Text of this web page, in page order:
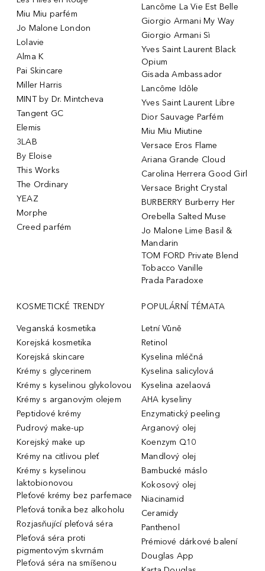
Miu Miu parfém
Jo Malone London
Lolavie
Alma K
Pai Skincare
Miller Harris
MINT by Dr. Mintcheva
Tangent GC
Elemis
3LAB
By Eloise
This Works
The Ordinary
YEAZ
Morphe
Creed parfém
Lancôme La Vie Est Belle
Giorgio Armani My Way
Giorgio Armani Sì
Yves Saint Laurent Black
Opium
Gisada Ambassador
Lancôme Idôle
Yves Saint Laurent Libre
Dior Sauvage Parfém
Miu Miu Miutine
Versace Eros Flame
Ariana Grande Cloud
Carolina Herrera Good Girl
Versace Bright Crystal
BURBERRY Burberry Her
Orebella Salted Muse
Jo Malone Lime Basil &
Mandarin
TOM FORD Private Blend
Tobacco Vanille
Prada Paradoxe
KOSMETICKÉ TRENDY
Veganská kosmetika
Korejská kosmetika
Korejská skincare
Krémy s glycerinem
Krémy s kyselinou glykolovou
Krémy s arganovým olejem
Peptidové krémy
Pudrový make-up
Korejský make up
Krémy na citlivou pleť
Krémy s kyselinou
laktobionovou
Pleťové krémy bez parfemace
Pleťová tonika bez alkoholu
Rozjasňující pleťová séra
Pleťová séra proti
pigmentovým skvrnám
Pleťová séra na smíšenou
POPULÁRNÍ TÉMATA
Letní Vůně
Retinol
Kyselina mléčná
Kyselina salicylová
Kyselina azelaová
AHA kyseliny
Enzymatický peeling
Arganový olej
Koenzym Q10
Mandlový olej
Bambucké máslo
Kokosový olej
Niacinamid
Ceramidy
Panthenol
Prémiové dárkové balení
Douglas App